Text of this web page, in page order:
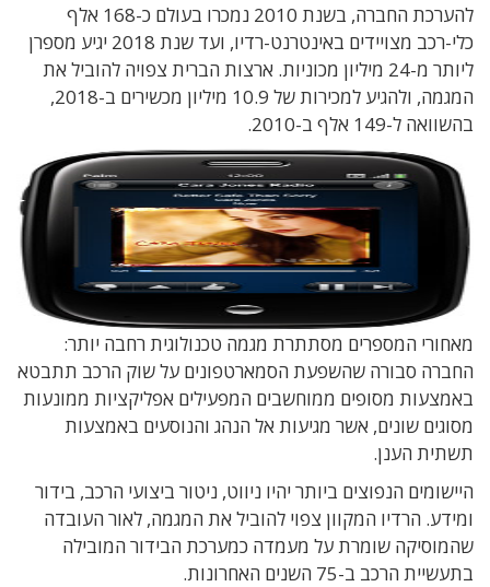
להערכת החברה, בשנת 2010 נמכרו בעולם כ-168 אלף
כלי-רכב מצויידים באינטרנט-רדיו, ועד שנת 2018 יגיע מספרן
ליותר מ-24 מיליון מכוניות. ארצות הברית צפויה להוביל את
המגמה, ולהגיע למכירות של 10.9 מיליון מכשירים ב-2018,
בהשוואה ל-149 אלף ב-2010.
מאחורי המספרים מסתתרת מגמה טכנולוגית רחבה יותר:
החברה סבורה שהשפעת הסמארטפונים על שוק הרכב תתבטא
באמצעות מסופים ממוחשבים המפעילים אפליקציות ממונעות
מסוגים שונים, אשר מגיעות אל הנהג והנוסעים באמצעות
תשתית הענן.
היישומים הנפוצים ביותר יהיו ניווט, ניטור ביצועי הרכב, בידור
ומידע. הרדיו המקוון צפוי להוביל את המגמה, לאור העובדה
שהמוסיקה שומרת על מעמדה כמערכת הבידור המובילה
בתעשיית הרכב ב-75 השנים האחרונות.